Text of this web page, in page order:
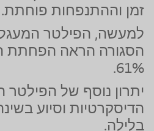
זמן וההתנפחות פוחתת.
למעשה, הפילטר
הסגורה הראה הפחתת
61%.
יתרון נוסף של הפילטר
הדיסקרטיות וסיוע
בלילה.